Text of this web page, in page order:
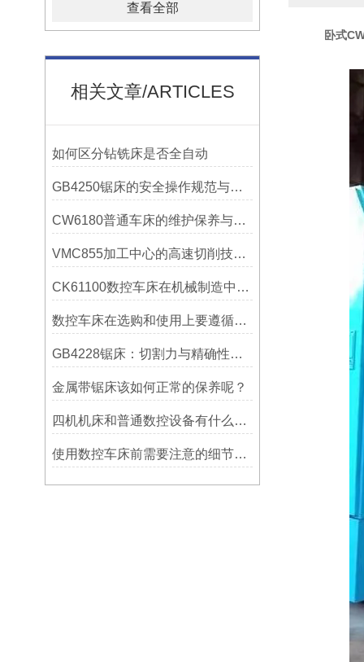
查看全部
相关文章/ARTICLES
如何区分钻铣床是否全自动
GB4250锯床的安全操作规范与注意事项
CW6180普通车床的维护保养与延长使用寿命技巧说明
VMC855加工中心的高速切削技术介绍
CK61100数控车床在机械制造中的实际表现
数控车床在选购和使用上要遵循哪些条件呢？
GB4228锯床：切割力与精确性的结合
金属带锯床该如何正常的保养呢？
四机机床和普通数控设备有什么区别？
使用数控车床前需要注意的细节有哪些呢？
卧式